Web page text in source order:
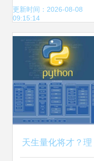
言》读书笔记
（上） 从简单开关
到复杂系统的奇妙
旅程
更新时间：2026-08-08
09:15:14
天生量化将才？理